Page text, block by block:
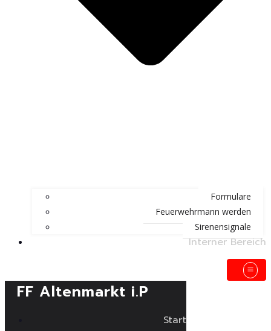
Formulare
Feuerwehrmann werden
Sirenensignale
Interner Bereich
FF Altenmarkt i.P
Start